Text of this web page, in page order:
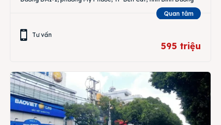
Quan tâm
Tư vấn
595 triệu